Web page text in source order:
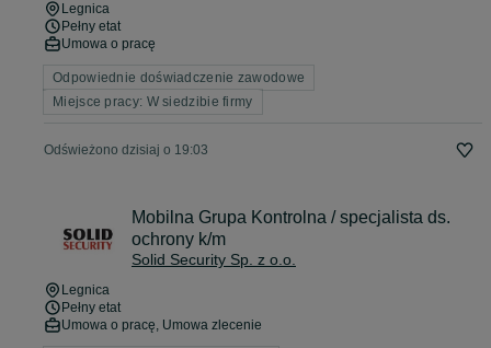
Legnica
Pełny etat
Umowa o pracę
Odpowiednie doświadczenie zawodowe
Miejsce pracy: W siedzibie firmy
Odświeżono dzisiaj o 19:03
Mobilna Grupa Kontrolna / specjalista ds.
ochrony k/m
Solid Security Sp. z o.o.
Legnica
Pełny etat
Umowa o pracę, Umowa zlecenie